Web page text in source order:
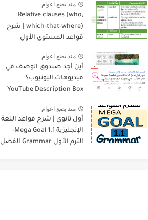
منذ بضع اعوام
Relative clauses (who,
which-that-where) | شرح
قواعد المستوى الأول
منذ بضع اعوام
أين أجد صندوق الوصف في
فيديوهات اليوتيوب؟
YouTube Description Box
منذ بضع اعوام
أول ثانوي | شرح قواعد اللغة
الإنجليزية 1.1 Mega Goal-
الترم الأول Grammar الفصل